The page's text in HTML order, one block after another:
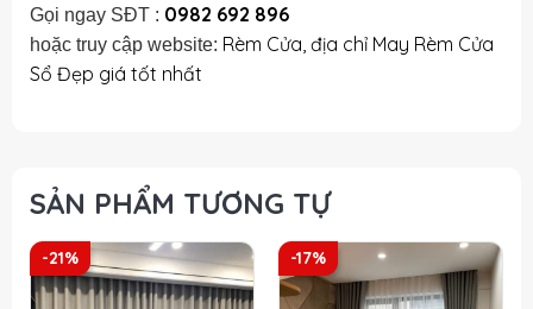
Gọi ngay SĐT : 0982 692 896
hoặc truy cập website: Rèm Cửa, địa chỉ May Rèm Cửa
Sổ Đẹp giá tốt nhất
SẢN PHẨM TƯƠNG TỰ
-21% -17%